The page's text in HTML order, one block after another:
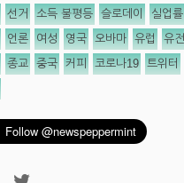
선거 소득 불평등 슬로데이 실업률
언론 여성 영국 오바마 유럽 유
종교 중국 커피 코로나19 트위터